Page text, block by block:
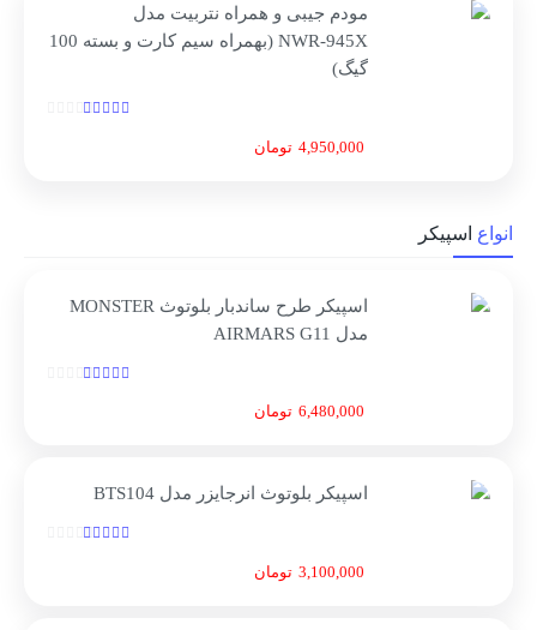
مودم جیبی و همراه نتربیت مدل
NWR‑945X (بهمراه سیم کارت و بسته 100
گیگ)
تومان
انواع اسپیکر
اسپیکر طرح ساندبار بلوتوث MONSTER
مدل AIRMARS G11
تومان
اسپیکر بلوتوث انرجایزر مدل BTS104
تومان